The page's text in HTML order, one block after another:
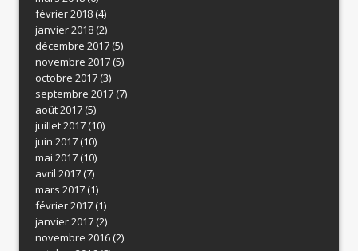
février 2018(4)
janvier 2018(2)
décembre 2017(5)
novembre 2017(5)
octobre 2017(3)
septembre 2017(7)
août 2017(5)
juillet 2017(10)
juin 2017(10)
mai 2017(10)
avril 2017(7)
mars 2017(1)
février 2017(1)
janvier 2017(2)
novembre 2016(2)